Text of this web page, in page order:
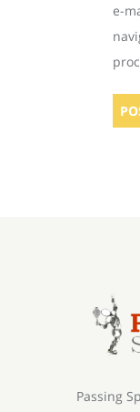
e-
Passing